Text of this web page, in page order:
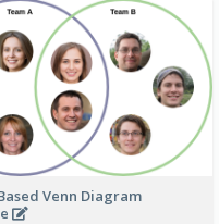
Venn Diagram